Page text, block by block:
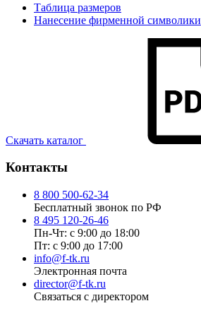
Таблица размеров
Нанесение фирменной символики
Скачать каталог
Контакты
8 800 500-62-34
Бесплатный звонок по РФ
8 495 120-26-46
Пн-Чт: с 9:00 до 18:00
Пт: с 9:00 до 17:00
info@f-tk.ru
Электронная почта
director@f-tk.ru
Связаться с директором